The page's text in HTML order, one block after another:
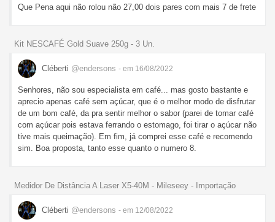
Que Pena aqui não rolou não 27,00 dois pares com mais 7 de frete
Kit NESCAFÉ Gold Suave 250g - 3 Un.
Cléberti @endersons - em 16/08/2022
Senhores, não sou especialista em café... mas gosto bastante e
aprecio apenas café sem açúcar, que é o melhor modo de disfrutar
de um bom café, da pra sentir melhor o sabor (parei de tomar café
com açúcar pois estava ferrando o estomago, foi tirar o açúcar não
tive mais queimação). Em fim, já comprei esse café e recomendo
sim. Boa proposta, tanto esse quanto o numero 8.
Medidor De Distância A Laser X5-40M - Mileseey - Importação
Cléberti @endersons - em 12/08/2022